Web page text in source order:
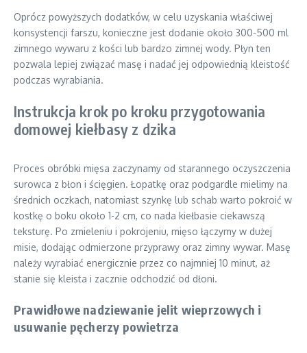
Oprócz powyższych dodatków, w celu uzyskania właściwej
konsystencji farszu, konieczne jest dodanie około 300-500 ml
zimnego wywaru z kości lub bardzo zimnej wody. Płyn ten
pozwala lepiej związać masę i nadać jej odpowiednią kleistość
podczas wyrabiania.
Instrukcja krok po kroku przygotowania
domowej kiełbasy z dzika
Proces obróbki mięsa zaczynamy od starannego oczyszczenia
surowca z błon i ścięgien. Łopatkę oraz podgardle mielimy na
średnich oczkach, natomiast szynkę lub schab warto pokroić w
kostkę o boku około 1-2 cm, co nada kiełbasie ciekawszą
teksturę. Po zmieleniu i pokrojeniu, mięso łączymy w dużej
misie, dodając odmierzone przyprawy oraz zimny wywar. Masę
należy wyrabiać energicznie przez co najmniej 10 minut, aż
stanie się kleista i zacznie odchodzić od dłoni.
Prawidłowe nadziewanie jelit wieprzowych i
usuwanie pęcherzy powietrza